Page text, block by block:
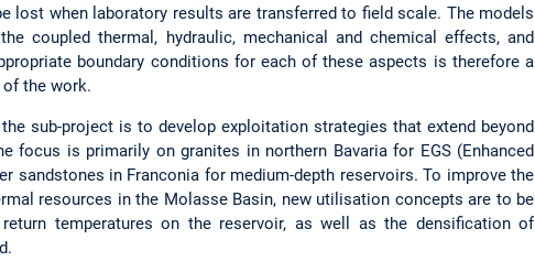
lost when laboratory results are transferred to field scale. The models
coupled thermal, hydraulic, mechanical and chemical effects, and
boundary conditions for each of these aspects is therefore a
the work.
sub-project is to develop exploitation strategies that extend beyond
focus is primarily on granites in northern Bavaria for EGS (Enhanced
sandstones in Franconia for medium-depth reservoirs. To improve the
resources in the Molasse Basin, new utilisation concepts are to be
temperatures on the reservoir, as well as the densification of